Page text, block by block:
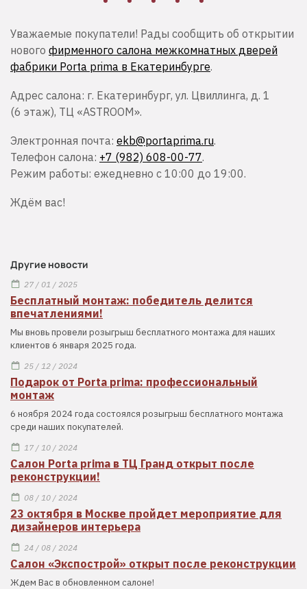
Уважаемые покупатели! Рады сообщить об открытии
нового фирменного салона межкомнатных дверей
фабрики Porta prima в Екатеринбурге.
Адрес салона: г. Екатеринбург, ул. Цвиллинга, д. 1
(6 этаж), ТЦ «ASTROOM».
Электронная почта: ekb@portaprima.ru.
Телефон салона: +7 (982) 608-00-77.
Режим работы: ежедневно с 10:00 до 19:00.
Ждём вас!
Другие новости
27 / 01 / 2025
Бесплатный монтаж: победитель делится
впечатлениями!
Мы вновь провели розыгрыш бесплатного монтажа для наших
клиентов 6 января 2025 года.
25 / 12 / 2024
Подарок от Porta prima: профессиональный
монтаж
6 ноября 2024 года состоялся розыгрыш бесплатного монтажа
среди наших покупателей.
17 / 10 / 2024
Салон Porta prima в ТЦ Гранд открыт после
реконструкции!
08 / 10 / 2024
23 октября в Москве пройдет мероприятие для
дизайнеров интерьера
24 / 08 / 2024
Салон «Экспострой» открыт после реконструкции
Ждем Вас в обновленном салоне!